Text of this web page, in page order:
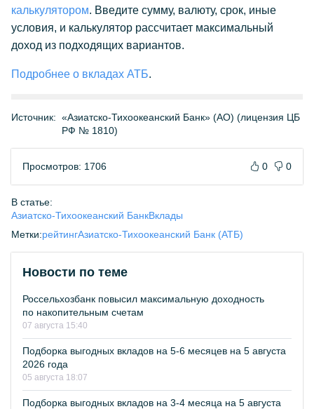
калькулятором. Введите сумму, валюту, срок, иные
условия, и калькулятор рассчитает максимальный
доход из подходящих вариантов.
Подробнее о вкладах АТБ.
Источник: «Азиатско-Тихоокеанский Банк» (АО) (лицензия ЦБ
РФ № 1810)
Просмотров: 1706 0 0
В статье:
Азиатско-Тихоокеанский БанкВклады
Метки:рейтингАзиатско-Тихоокеанский Банк (АТБ)
Новости по теме
Россельхозбанк повысил максимальную доходность
по накопительным счетам
07 августа 15:40
Подборка выгодных вкладов на 5-6 месяцев на 5 августа
2026 года
05 августа 18:07
Подборка выгодных вкладов на 3-4 месяца на 5 августа